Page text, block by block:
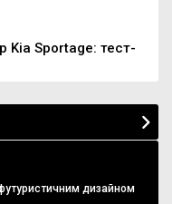
Kia Sportage: тест-
дизайном